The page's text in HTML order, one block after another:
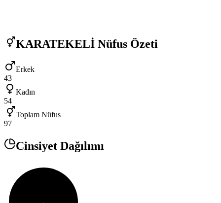
KARATEKELİ Nüfus Özeti
Erkek
43
Kadın
54
Toplam Nüfus
97
Cinsiyet Dağılımı